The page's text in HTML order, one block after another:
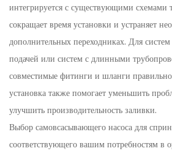
интегрируется с существующими схемами
сокращает время установки и устраняет
дополнительных переходниках. Для
подачей или систем с длинными
совместимые фитинги и шланги
установка также помогает уменьшить
улучшить производительность заливки.
Выбор самовсасывающего насоса для
соответствующего вашим потребностям в